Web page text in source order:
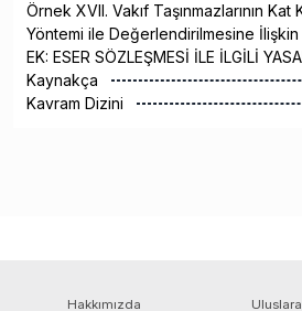
Örnek XVII. Vakıf Taşınmazlarının Kat
Yöntemi ile Değerlendirilmesine
EK: ESER SÖZLEŞMESİ İLE İLGİLİ
Kaynakça
Kavram Dizini
Hakkımızda